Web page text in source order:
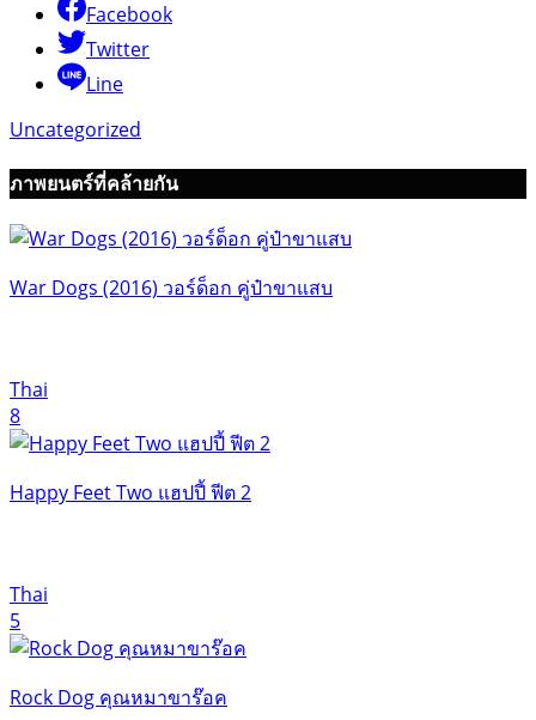
Facebook
Twitter
Line
Uncategorized
ภาพยนตร์ที่คล้ายกัน
War Dogs (2016) วอร์ด็อก คู่ป๋าขาแสบ
Thai
8
Happy Feet Two แฮปปี้ ฟีต 2
Thai
5
Rock Dog คุณหมาขาร๊อค